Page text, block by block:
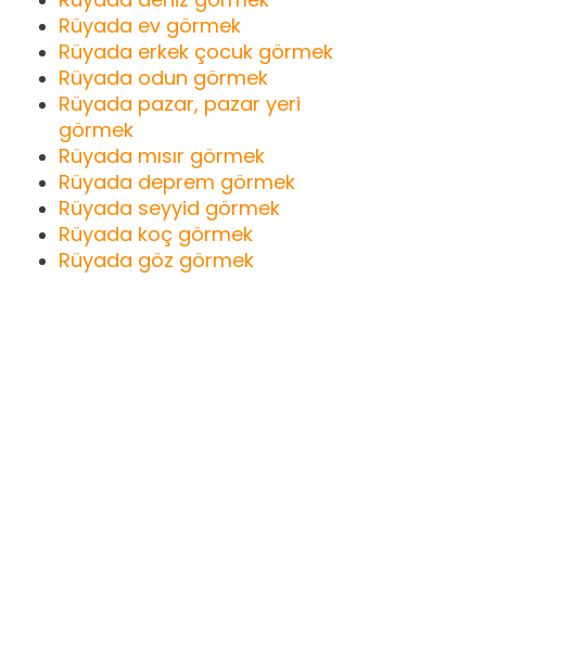
Rüyada ev görmek
Rüyada erkek çocuk görmek
Rüyada odun görmek
Rüyada pazar, pazar yeri
görmek
Rüyada mısır görmek
Rüyada deprem görmek
Rüyada seyyid görmek
Rüyada koç görmek
Rüyada göz görmek